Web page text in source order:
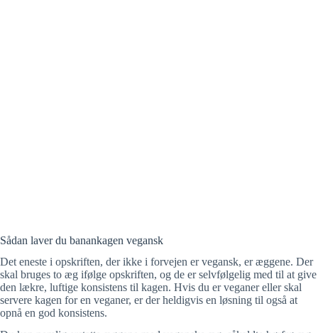
Sådan laver du banankagen vegansk
Det eneste i opskriften, der ikke i forvejen er vegansk, er æggene. Der
skal bruges to æg ifølge opskriften, og de er selvfølgelig med til at give
den lækre, luftige konsistens til kagen. Hvis du er veganer eller skal
servere kagen for en veganer, er der heldigvis en løsning til også at
opnå en god konsistens.